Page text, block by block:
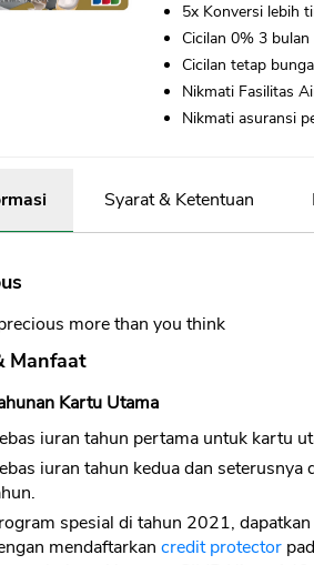
5x Konversi lebih
Cicilan 0% 3 bulan
Cicilan tetap
Nikmati Fasilitas
Nikmati asuransi
Syarat & Ketentuan
more than you think
Manfaat
Kartu Utama
iuran tahun pertama untuk kartu
iuran tahun kedua dan
spesial di tahun 2021,
mendaftarkan credit protector